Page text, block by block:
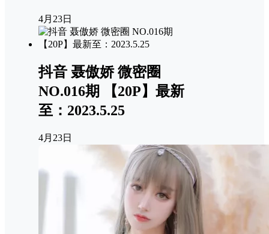
4月23日
抖音 聂傲娇 微密圈
NO.016期 【20P】最新
至：2023.5.25
4月23日